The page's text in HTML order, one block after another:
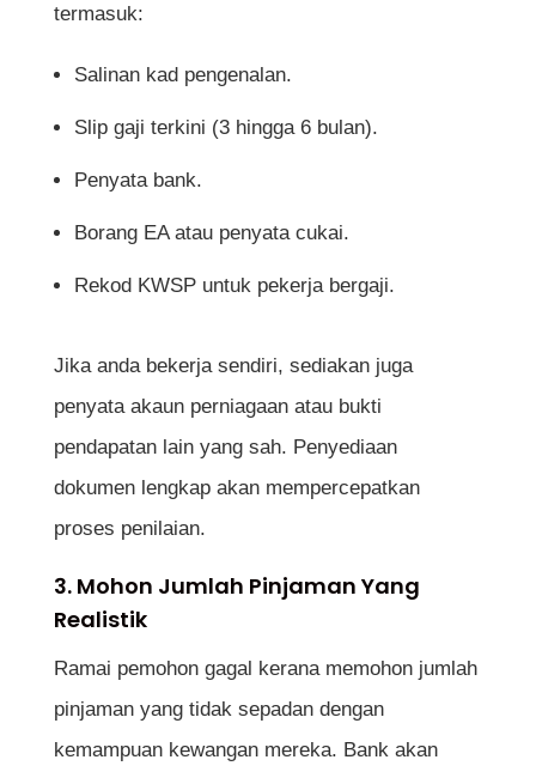
termasuk:
Salinan kad pengenalan.
Slip gaji terkini (3 hingga 6 bulan).
Penyata bank.
Borang EA atau penyata cukai.
Rekod KWSP untuk pekerja bergaji.
Jika anda bekerja sendiri, sediakan juga
penyata akaun perniagaan atau bukti
pendapatan lain yang sah. Penyediaan
dokumen lengkap akan mempercepatkan
proses penilaian.
3. Mohon Jumlah Pinjaman Yang
Realistik
Ramai pemohon gagal kerana memohon jumlah
pinjaman yang tidak sepadan dengan
kemampuan kewangan mereka. Bank akan